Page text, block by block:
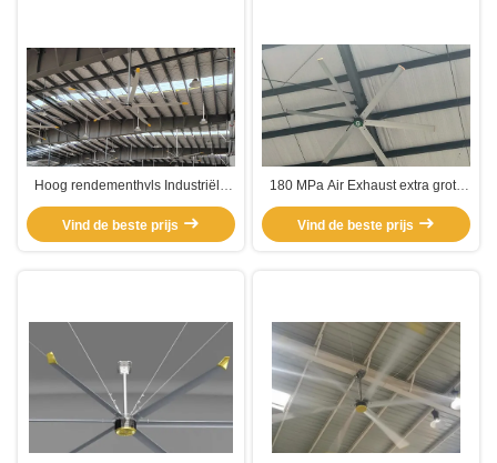
Hoog rendementhvls Industriële
Ventilators voor Kerk en Pakhuis
Vind de beste prijs
180 MPa Air Exhaust extra grote
VHL industriële ventilatoren
Vind de beste prijs